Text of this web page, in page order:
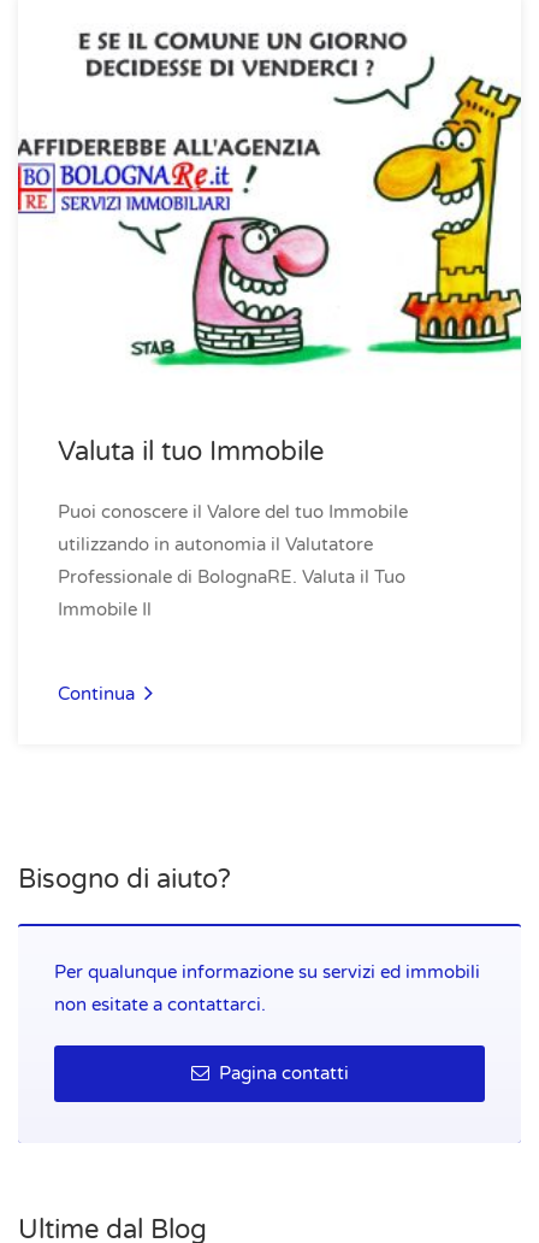
Valuta il tuo Immobile
Puoi conoscere il Valore del tuo Immobile
utilizzando in autonomia il Valutatore
Professionale di BolognaRE. Valuta il Tuo
Immobile Il
Continua
Bisogno di aiuto?
Per qualunque informazione su servizi ed immobili
non esitate a contattarci.
Pagina contatti
Ultime dal Blog